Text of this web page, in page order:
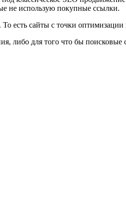
не использую покупные ссылки.
есть сайты с точки
либо для того что бы поисковые